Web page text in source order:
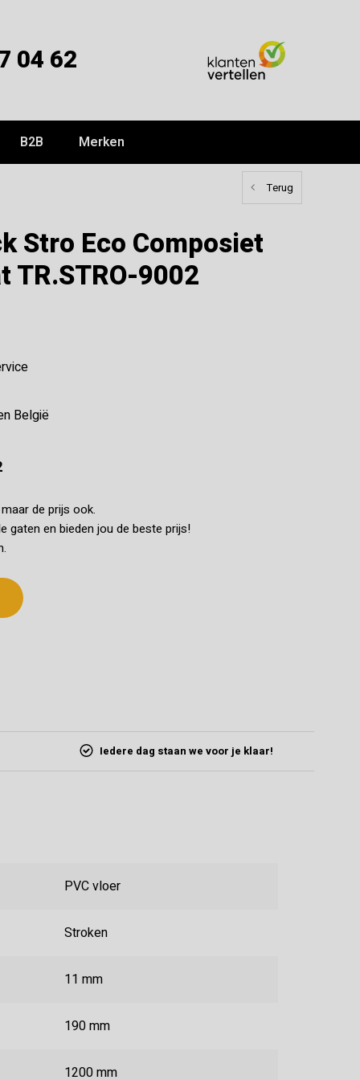
04 62
B2B Merken
Terug
Stro Eco Composiet
TR.STRO-9002
België
de prijs ook.
gaten en bieden jou de beste prijs!
Iedere dag staan we voor je klaar!
PVC vloer
Stroken
11 mm
190 mm
1200 mm